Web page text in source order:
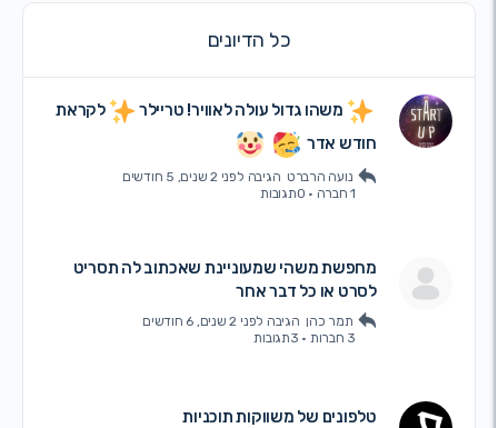
כל הדיונים
משהו גדול עולה לאוויר! טריילר
לקראת
חודש אדר
נועה הרברט הגיבהלפני 2 שנים, 5 חודשים
0תגובות
מחפשת משהי שמעוניינת שאכתוב לה תסריט
לסרט או כל דבר אחר
תמר כהן הגיבהלפני 2 שנים, 6 חודשים
3תגובות
טלפונים של משווקות תוכניות